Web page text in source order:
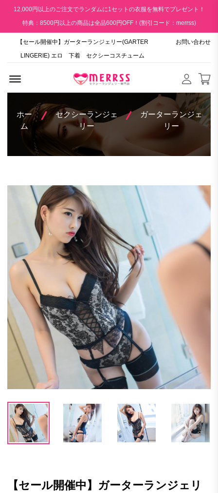
12,000円以上のご注文でランダムに1セットの衣服を無料でプレゼント！
特典：8500円以上の商品は全品600円OFF！(割引コード：merrss)
【セール開催中】ガーターランジェリー(GARTER
LINGERIE) エロ 下着 セクシーコスチューム
お問い合わせ
ホー
ム
セクシーランジェ
リー
ガーターランジェ
リー
【セール開催中】ガーターランジェリ